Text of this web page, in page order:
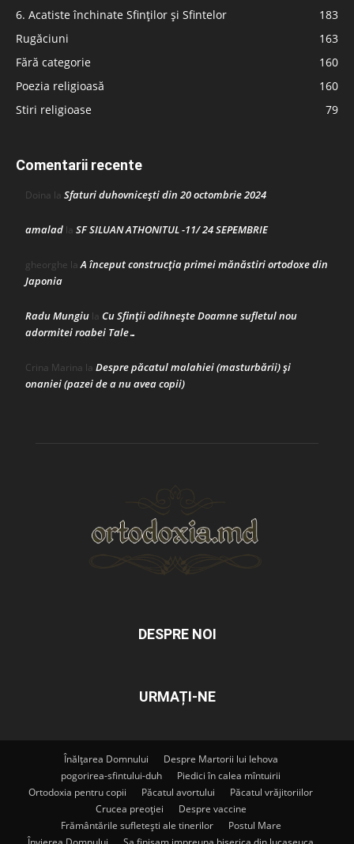
6. Acatiste închinate Sfinților și Sfintelor
183
Rugăciuni
163
Fără categorie
160
Poezia religioasă
160
Stiri religioase
79
Comentarii recente
Doina la Sfaturi duhovnicești din 20 octombrie 2024
amalad la SF SILUAN ATHONITUL -11/ 24 SEPEMBRIE
gheorghe laA început construcţia primei mănăstiri ortodoxe din
Japonia
Radu Mungiu la Cu Sfinții odihnește Doamne sufletul nou
adormitei roabei Tale…
Crina Marina la Despre păcatul malahiei (masturbării) şi
onaniei (pazei de a nu avea copii)
DESPRE NOI
URMAȚI-NE
Înălțarea Domnului
Despre Martorii lui Iehova
pogorirea-sfintului-duh
Piedici în calea mîntuirii
Ortodoxia pentru copii
Păcatul avortului
Păcatul vrăjitoriilor
Crucea preoției
Despre vaccine
Frământările sufletești ale tinerilor
Postul Mare